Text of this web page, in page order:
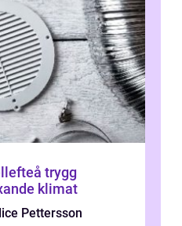
trygg
klimat
Pettersson